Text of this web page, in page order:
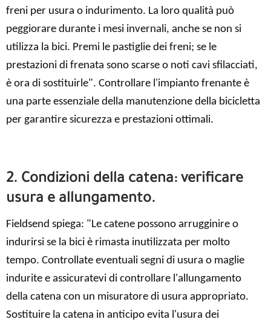
freni per usura o indurimento. La loro qualità può
peggiorare durante i mesi invernali, anche se non si
utilizza la bici. Premi le pastiglie dei freni; se le
prestazioni di frenata sono scarse o noti cavi sfilacciati,
è ora di sostituirle". Controllare l'impianto frenante è
una parte essenziale della manutenzione della bicicletta
per garantire sicurezza e prestazioni ottimali.
2. Condizioni della catena: verificare
usura e allungamento.
Fieldsend spiega: "Le catene possono arrugginire o
indurirsi se la bici è rimasta inutilizzata per molto
tempo. Controllate eventuali segni di usura o maglie
indurite e assicuratevi di controllare l'allungamento
della catena con un misuratore di usura appropriato.
Sostituire la catena in anticipo evita l'usura dei